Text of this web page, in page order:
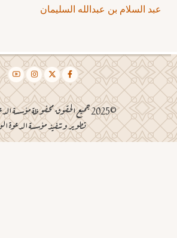
عبد السلام بن عبدالله السليمان
©2025 جميع الحقوق محفوظة مؤسسة الدعوة الخيرية
تطوير وتنفيذ مؤسسة الدعوة